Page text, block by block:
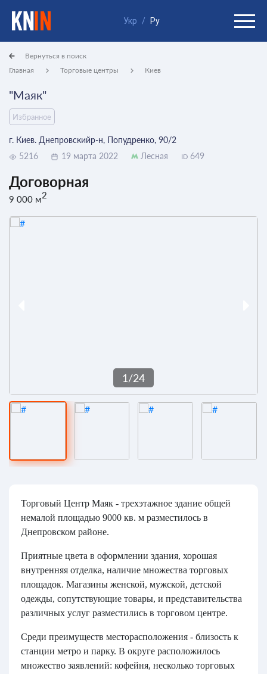
Укр / Ру
Главная Торговые центры Киев
Вернуться в поиск
"Маяк"
Избранное
г. Киев. Днепровскийр-н, Попудренко, 90/2
5216
19 марта 2022 Лесная ID 649
Договорная
9 000 м2
1/24
Торговый Центр Маяк - трехэтажное здание общей
немалой площадью 9000 кв. м разместилось в
Днепровском районе.
Приятные цвета в оформлении здания, хорошая
внутренняя отделка, наличие множества торговых
площадок. Магазины женской, мужской, детской
одежды, сопутствующие товары, и представительства
различных услуг разместились в торговом центре.
Среди преимуществ месторасположения - близость к
станции метро и парку. В округе расположилось
множество заявлений: кофейня, несколько торговых